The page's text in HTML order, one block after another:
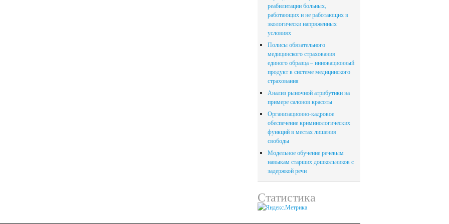
реабилитации больных,
работающих и не работающих в
экологически напряженных
условиях
Полисы обязательного
медицинского страхования
единого образца – инновационный
продукт в системе медицинского
страхования
Анализ рыночной атрибутики на
примере салонов красоты
Организационно-кадровое
обеспечение криминологических
функций в местах лишения
свободы
Модельное обучение речевым
навыкам старших дошкольников с
задержкой речи
Статистика